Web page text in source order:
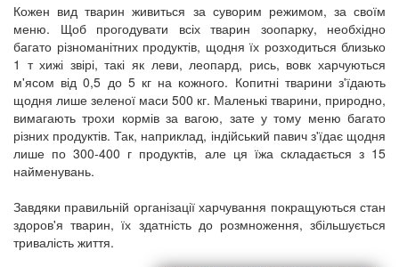
Кожен вид тварин живиться за суворим режимом, за своїм
меню. Щоб прогодувати всіх тварин зоопарку, необхідно
багато різноманітних продуктів, щодня їх розходиться близько
1 т хижі звірі, такі як леви, леопард, рись, вовк харчуються
м'ясом від 0,5 до 5 кг на кожного. Копитні тварини з'їдають
щодня лише зеленої маси 500 кг. Маленькі тварини, природно,
вимагають трохи кормів за вагою, зате у тому меню багато
різних продуктів. Так, наприклад, індійський павич з'їдає щодня
лише по 300-400 г продуктів, але ця їжа складається з 15
найменувань.
Завдяки правильній організації харчування покращуються стан
здоров'я тварин, їх здатність до розмноження, збільшується
тривалість життя.